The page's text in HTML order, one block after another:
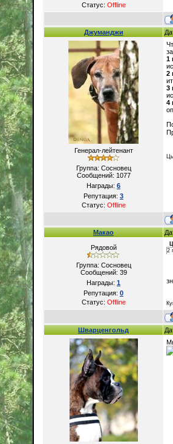
Статус: Offline
Джуманджи
Генерал-лейтенант
Группа: Сосновец
Сообщений: 1077
Награды: 6
Репутация: 3
Статус: Offline
1
2
3
4
Макао
Рядовой
Группа: Сосновец
Сообщений: 39
Награды: 1
Репутация: 0
Статус: Offline
2
Шварценгольд